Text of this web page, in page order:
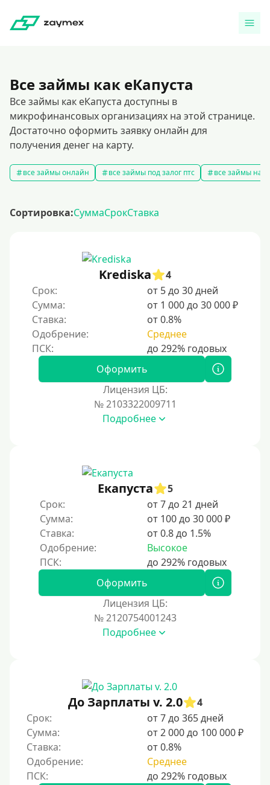
Все займы как еКапуста
Все займы как еКапуста доступны в
микрофинансовых организациях на этой странице.
Достаточно оформить заявку онлайн для
получения денег на карту.
все займы онлайн все займы под залог птс все займы на
Сортировка:СуммаСрокСтавка
Krediska
4
Срок:
от 5 до 30 дней
Сумма:
от 1 000 до 30 000 ₽
Ставка:
от 0.8%
Одобрение:
Среднее
Оформить
Лицензия ЦБ:
№ 2103322009711
Подробнее
Екапуста
5
Срок:
от 7 до 21 дней
Сумма:
от 100 до 30 000 ₽
Ставка:
от 0.8 до 1.5%
Одобрение:
Высокое
Оформить
Лицензия ЦБ:
№ 2120754001243
Подробнее
До Зарплаты v. 2.0
4
Срок:
от 7 до 365 дней
Сумма:
от 2 000 до 100 000 ₽
Ставка:
от 0.8%
Одобрение:
Среднее